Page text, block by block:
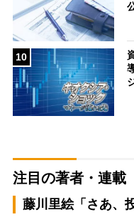
10
注目の著者・連載
藤川里絵「さあ、